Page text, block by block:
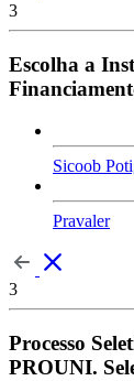
3
Escolha a
Sicoob
Pravaler
3
Processo
PROUNI.